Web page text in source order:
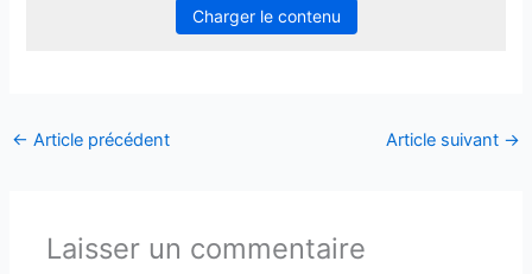
Charger le contenu
← Article précédent Article suivant →
Laisser un commentaire